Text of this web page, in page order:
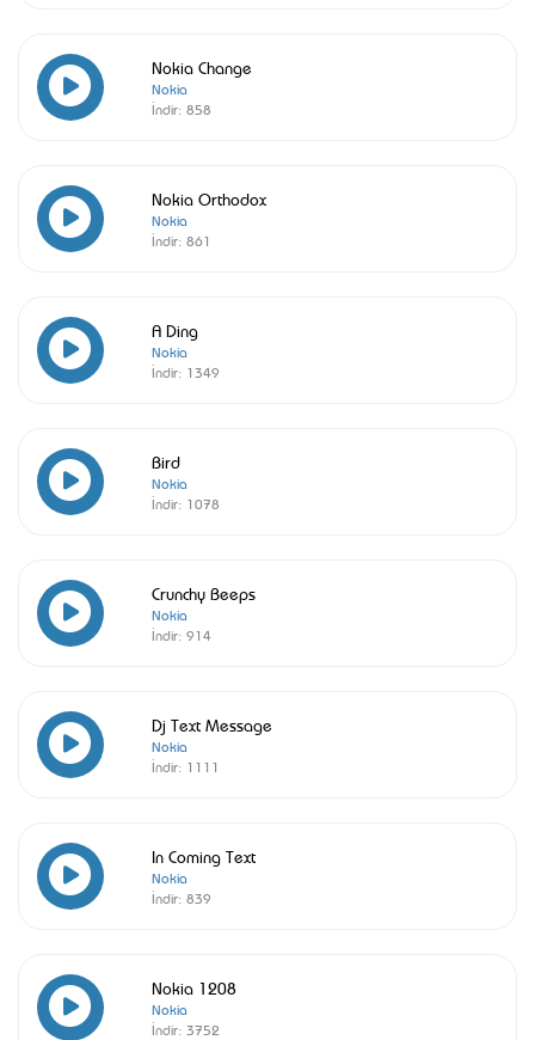
Nokia Change
Nokia
İndir: 858
Nokia Orthodox
Nokia
İndir: 861
A Ding
Nokia
İndir: 1349
Bird
Nokia
İndir: 1078
Crunchy Beeps
Nokia
İndir: 914
Dj Text Message
Nokia
İndir: 1111
In Coming Text
Nokia
İndir: 839
Nokia 1208
Nokia
İndir: 3752